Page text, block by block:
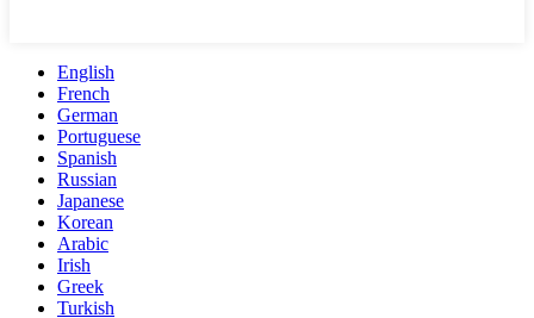
English
French
German
Portuguese
Spanish
Russian
Japanese
Korean
Arabic
Irish
Greek
Turkish